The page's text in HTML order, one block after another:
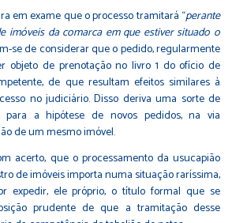
em exame que o processo tramitará “perante
imóveis da comarca em que estiver situado o
se de considerar que o pedido, regularmente
objeto de prenotação no livro 1 do ofício de
de que resultam efeitos similares à
no judiciário. Disso deriva uma sorte de
para a hipótese de novos pedidos, na via
de um mesmo imóvel.
acerto, que o processamento da usucapião
de imóveis importa numa situação raríssima,
expedir, ele próprio, o título formal que se
prudente de que a tramitação desse